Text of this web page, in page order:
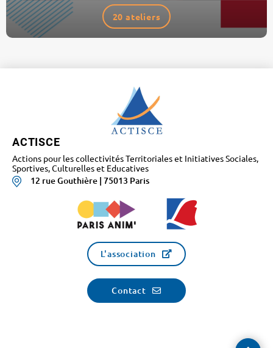
20 ateliers
ACTISCE
Actions pour les collectivités Territoriales et Initiatives Sociales,
Sportives, Culturelles et Educatives
12 rue Gouthière | 75013 Paris
L'association
Contact